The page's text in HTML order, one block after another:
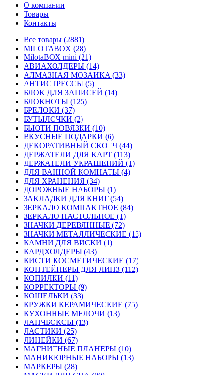
О компании
Товары
Контакты
Все товары (2881)
MILOTABOX (28)
MilotaBOX mini (21)
АВИАХОЛДЕРЫ (14)
АЛМАЗНАЯ МОЗАИКА (33)
АНТИСТРЕССЫ (5)
БЛОК ДЛЯ ЗАПИСЕЙ (14)
БЛОКНОТЫ (125)
БРЕЛОКИ (37)
БУТЫЛОЧКИ (2)
БЬЮТИ ПОВЯЗКИ (10)
ВКУСНЫЕ ПОДАРКИ (6)
ДЕКОРАТИВНЫЙ СКОТЧ (44)
ДЕРЖАТЕЛИ ДЛЯ КАРТ (113)
ДЕРЖАТЕЛИ УКРАШЕНИЙ (1)
ДЛЯ ВАННОЙ КОМНАТЫ (4)
ДЛЯ ХРАНЕНИЯ (34)
ДОРОЖНЫЕ НАБОРЫ (1)
ЗАКЛАДКИ ДЛЯ КНИГ (54)
ЗЕРКАЛО КОМПАКТНОЕ (84)
ЗЕРКАЛО НАСТОЛЬНОЕ (1)
ЗНАЧКИ ДЕРЕВЯННЫЕ (72)
ЗНАЧКИ МЕТАЛЛИЧЕСКИЕ (13)
КАМНИ ДЛЯ ВИСКИ (1)
КАРДХОЛДЕРЫ (43)
КИСТИ КОСМЕТИЧЕСКИЕ (17)
КОНТЕЙНЕРЫ ДЛЯ ЛИНЗ (112)
КОПИЛКИ (11)
КОРРЕКТОРЫ (9)
КОШЕЛЬКИ (33)
КРУЖКИ КЕРАМИЧЕСКИЕ (75)
КУХОННЫЕ МЕЛОЧИ (13)
ЛАНЧБОКСЫ (13)
ЛАСТИКИ (25)
ЛИНЕЙКИ (67)
МАГНИТНЫЕ ПЛАНЕРЫ (10)
МАНИКЮРНЫЕ НАБОРЫ (13)
МАРКЕРЫ (28)